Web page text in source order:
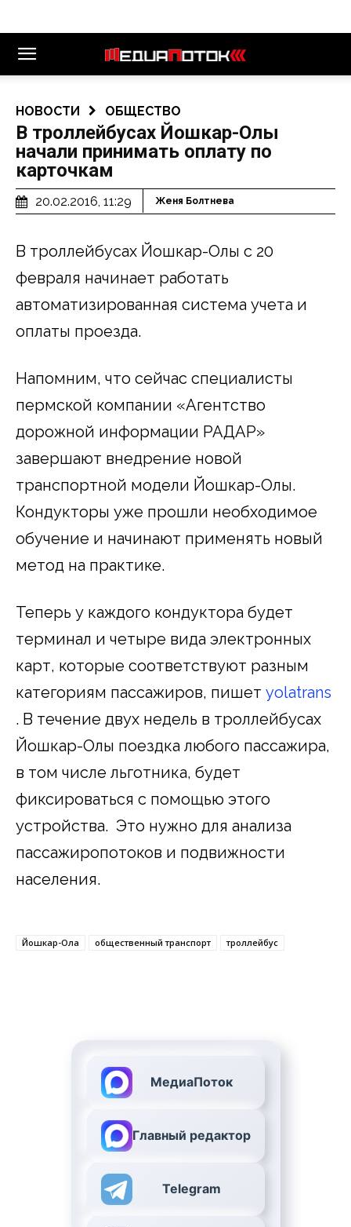
НОВОСТИ ОБЩЕСТВО
В троллейбусах Йошкар-Олы
начали принимать оплату по
карточкам
20.02.2016, 11:29 Женя Болтнева
В троллейбусах Йошкар-Олы с 20
февраля начинает работать
автоматизированная система учета и
оплаты проезда.
Напомним, что сейчас специалисты
пермской компании «Агентство
дорожной информации РАДАР»
завершают внедрение новой
транспортной модели Йошкар-Олы.
Кондукторы уже прошли необходимое
обучение и начинают применять новый
метод на практике.
Теперь у каждого кондуктора будет
терминал и четыре вида электронных
карт, которые соответствуют разным
категориям пассажиров, пишет yolatrans
. В течение двух недель в троллейбусах
Йошкар-Олы поездка любого пассажира,
в том числе льготника, будет
фиксироваться с помощью этого
устройства. Это нужно для анализа
пассажиропотоков и подвижности
населения.
Йошкар-Ола общественный транспорт троллейбус
МедиаПоток
Главный редактор
Telegram